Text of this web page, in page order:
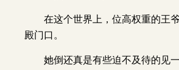
在这个世界上，位高权重的王
殿门口。
她倒还真是有些迫不及待的见